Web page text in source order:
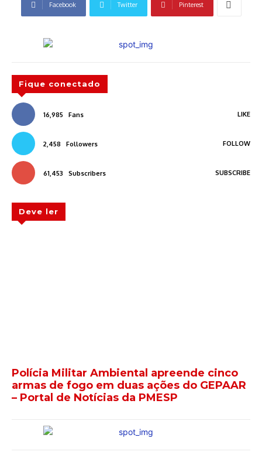
Facebook Twitter Pinterest
Fique conectado
16,985 Fans LIKE
2,458 Followers FOLLOW
61,453 Subscribers SUBSCRIBE
Deve ler
Polícia Militar Ambiental apreende cinco
armas de fogo em duas ações do GEPAAR
– Portal de Notícias da PMESP